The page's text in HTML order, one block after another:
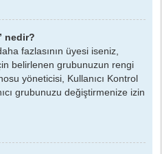
nedir?
fazlasının üyesi iseniz,
belirlenen grubunuzun rengi
yöneticisi, Kullanıcı Kontrol
grubunuzu değiştirmenize izin